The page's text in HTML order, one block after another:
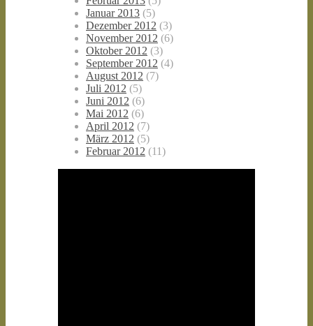
Januar 2013 (5)
Dezember 2012 (3)
November 2012 (6)
Oktober 2012 (3)
September 2012 (4)
August 2012 (7)
Juli 2012 (5)
Juni 2012 (6)
Mai 2012 (6)
April 2012 (7)
März 2012 (5)
Februar 2012 (11)